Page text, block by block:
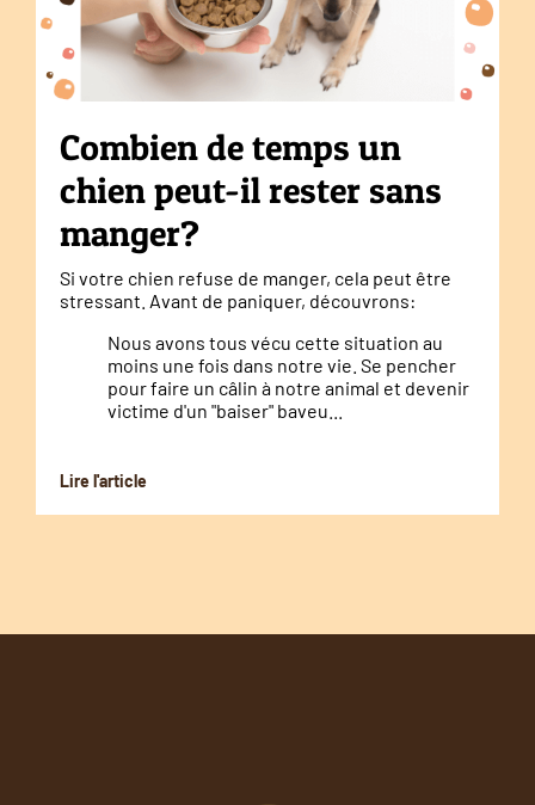
Combien de temps un
chien peut-il rester sans
manger?
Si votre chien refuse de manger, cela peut être
stressant. Avant de paniquer, découvrons:
Nous avons tous vécu cette situation au
moins une fois dans notre vie. Se pencher
pour faire un câlin à notre animal et devenir
victime d'un "baiser" baveu...
Lire l'article